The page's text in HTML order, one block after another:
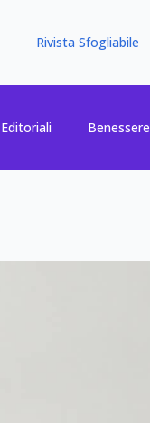
Rivista Sfogliabile
Editoriali Benessere